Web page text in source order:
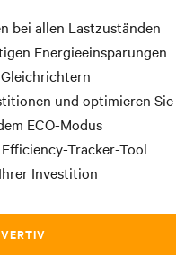
bei allen Lastzuständen
Energieeinsparungen
und optimieren Sie
ECO-Modus
Tracker-Tool
Investition